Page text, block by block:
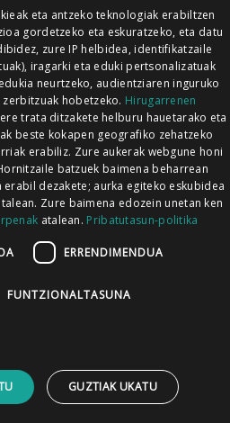
eta antzeko teknologiak erabiltzen
gordetzeko eta eskuratzeko, eta datu
zure IP helbidea, identifikatzaile
iragarki eta eduki pertsonalizatuak
neurtzeko, audientziaren inguruko
hobetzeko. Hirugarrenen
trata ditzakete helburu hauetarako eta
beste kokapen geografiko zehatzeko
erabiliz. Zure aukerak webgune honi
batzuek baimena beharrean
dezakete; aurka egiteko eskubidea
Zure baimena edozein unetan ken
atalean. Pribatutasun-politika
ERRENDIMENDUA
FUNTZIONALTASUNA
GUZTIAK UKATU